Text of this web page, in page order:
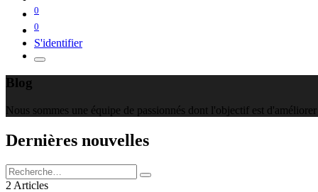
0
0
S'identifier
Blog
Nous sommes une équipe de passionnés dont l'objectif est
Dernières nouvelles
2 Articles